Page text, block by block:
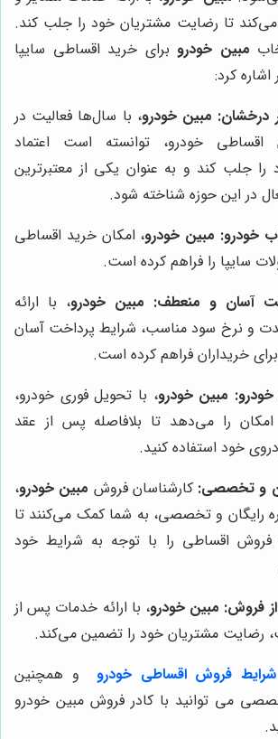
تا رضایت مشتریان خود را جلب کند.
مبین خودرو برای خرید اقساطی سایپا
کرد:
درخشان: مبین خودرو، با سال‌ها فعالیت در
اقساطی خودرو، توانسته است اعتماد
را جلب کند و به عنوان یکی از معتبرترین
در این حوزه شناخته شود.
خودرو: مبین خودرو، امکان خرید اقساطی
سایپا را فراهم کرده است.
آسان و منعطف: مبین خودرو، با ارائه
و نرخ سود مناسب، شرایط پرداخت آسان
خریداران فراهم کرده است.
مبین خودرو، با تحویل فوری خودرو،
را می‌دهد تا بلافاصله پس از عقد
خود استفاده کنید.
و تخصصی: کارشناسان فروش مبین خودرو،
رایگان و تخصصی، به شما کمک می‌کنند تا
فروش اقساطی را با توجه به شرایط خود
فروش: مبین خودرو، با ارائه خدمات پس از
رضایت مشتریان خود را تضمین می‌کند.
شرایط فروش اقساطی خودرو
و همچنین
می توانید با کادر فروش مبین خودرو